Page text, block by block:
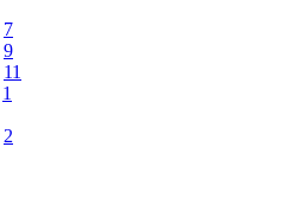
7
9
11
1
2